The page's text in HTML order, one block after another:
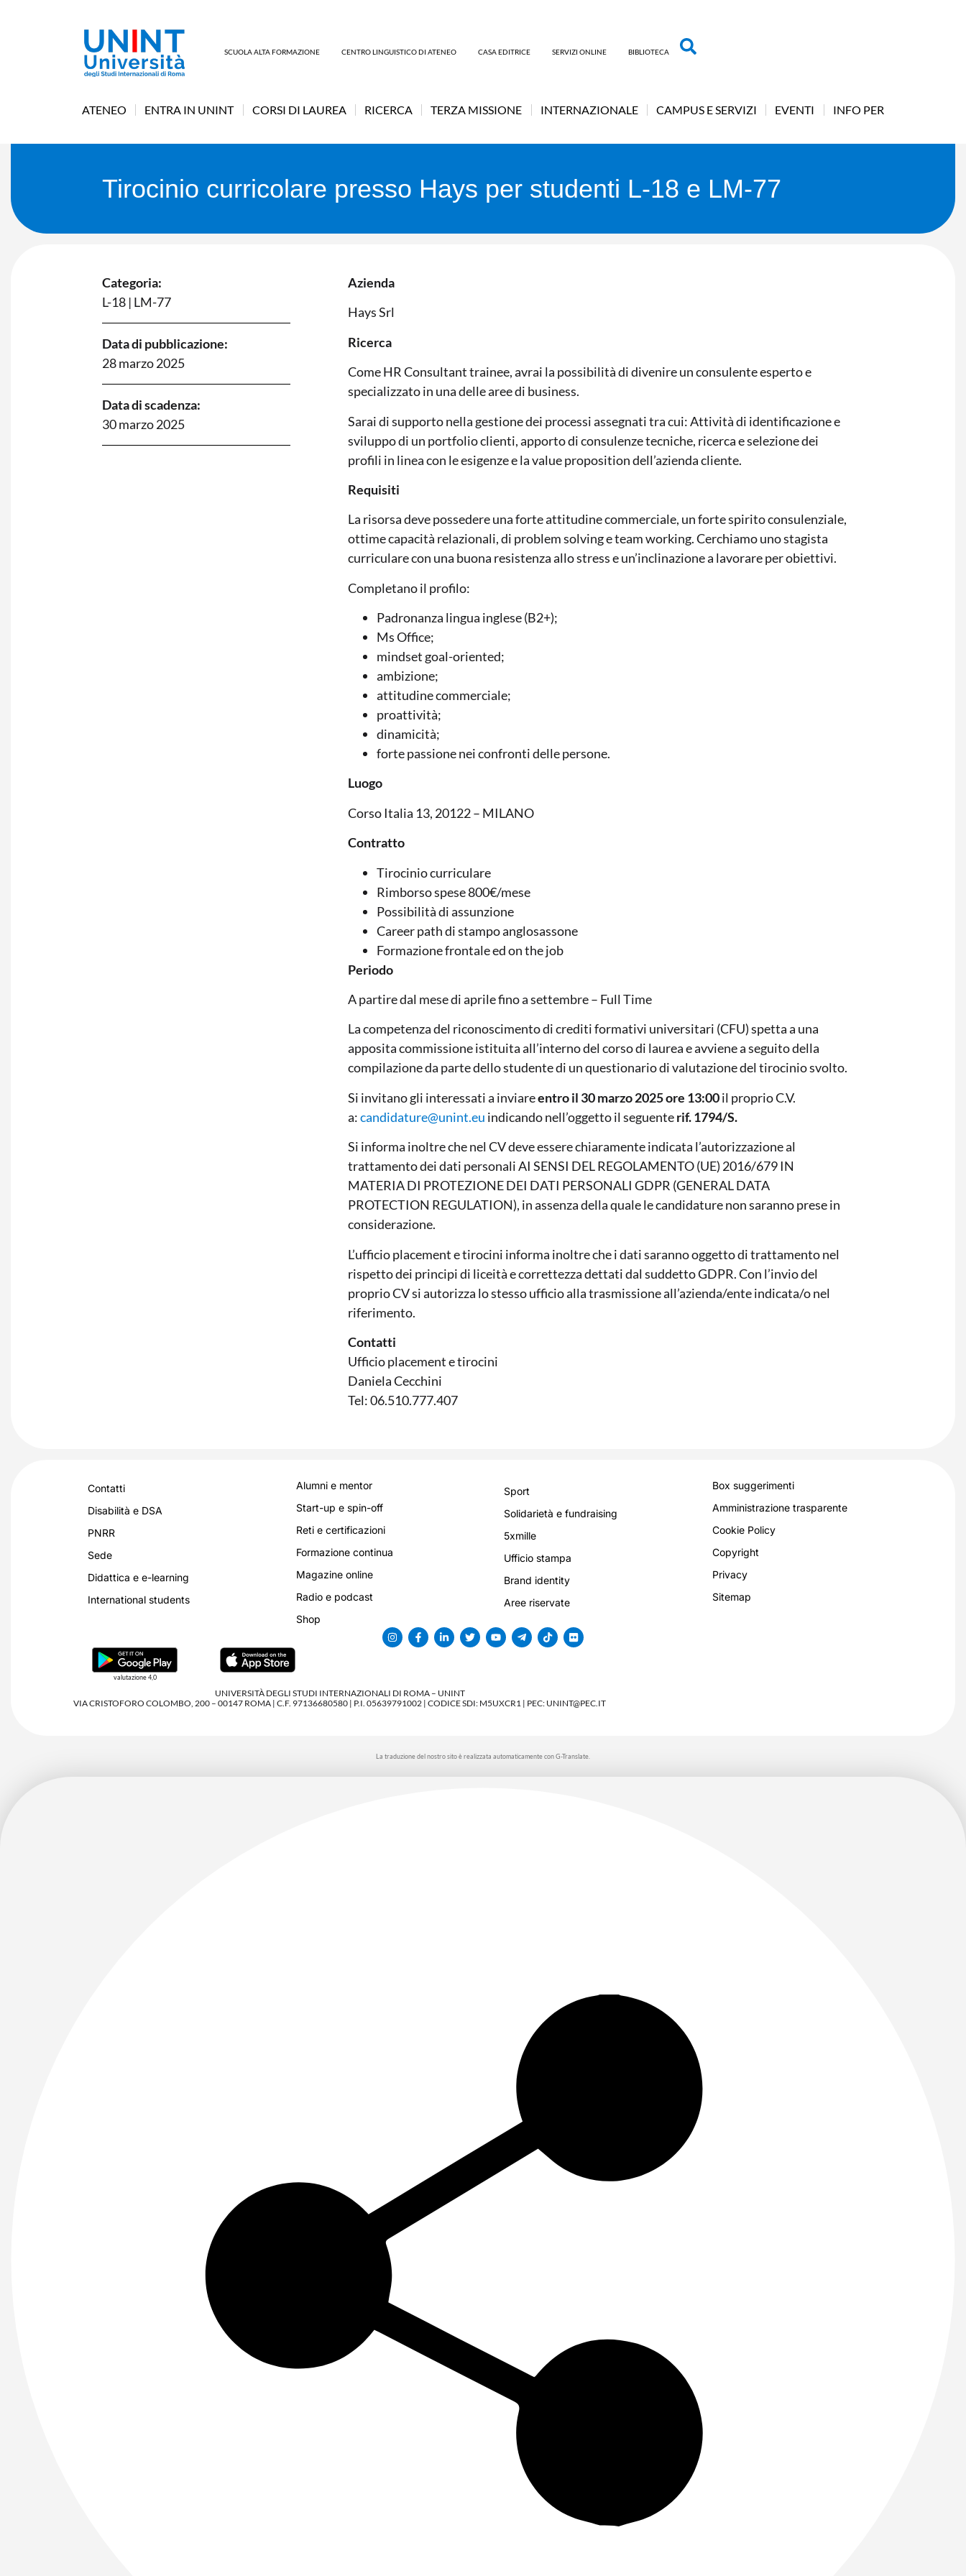
SCUOLA ALTA FORMAZIONE CENTRO LINGUISTICO DI ATENEO CASA EDITRICE SERVIZI ONLINE BIBLIOTECA
ATENEO ENTRA IN UNINT CORSI DI LAUREA RICERCA TERZA MISSIONE INTERNAZIONALE CAMPUS E SERVIZI EVENTI INFO PER
Tirocinio curricolare presso Hays per studenti L-18 e LM-77
Categoria:
L-18 | LM-77
Data di pubblicazione:
28 marzo 2025
Data di scadenza:
30 marzo 2025
Azienda
Hays Srl
Ricerca
Come HR Consultant trainee, avrai la possibilità di divenire un consulente esperto e
specializzato in una delle aree di business.
Sarai di supporto nella gestione dei processi assegnati tra cui: Attività di identificazione e
sviluppo di un portfolio clienti, apporto di consulenze tecniche, ricerca e selezione dei
profili in linea con le esigenze e la value proposition dell’azienda cliente.
Requisiti
La risorsa deve possedere una forte attitudine commerciale, un forte spirito consulenziale,
ottime capacità relazionali, di problem solving e team working. Cerchiamo uno stagista
curriculare con una buona resistenza allo stress e un’inclinazione a lavorare per obiettivi.
Completano il profilo:
Padronanza lingua inglese (B2+);
Ms Office;
mindset goal-oriented;
ambizione;
attitudine commerciale;
proattività;
dinamicità;
forte passione nei confronti delle persone.
Luogo
Corso Italia 13, 20122 – MILANO
Contratto
Tirocinio curriculare
Rimborso spese 800€/mese
Possibilità di assunzione
Career path di stampo anglosassone
Formazione frontale ed on the job
Periodo
A partire dal mese di aprile fino a settembre – Full Time
La competenza del riconoscimento di crediti formativi universitari (CFU) spetta a una
apposita commissione istituita all’interno del corso di laurea e avviene a seguito della
compilazione da parte dello studente di un questionario di valutazione del tirocinio svolto.
Si invitano gli interessati a inviareentro il 30 marzo 2025 ore 13:00il proprio C.V.
a:candidature@unint.eu indicando nell’oggetto il seguenterif. 1794/S.
Si informa inoltre che nel CV deve essere chiaramente indicata l’autorizzazione al
trattamento dei dati personali AI SENSI DEL REGOLAMENTO (UE) 2016/679 IN
MATERIA DI PROTEZIONE DEI DATI PERSONALI GDPR (GENERAL DATA
PROTECTION REGULATION), in assenza della quale le candidature non saranno prese in
considerazione.
L’ufficio placement e tirocini informa inoltre che i dati saranno oggetto di trattamento nel
rispetto dei principi di liceità e correttezza dettati dal suddetto GDPR. Con l’invio del
proprio CV si autorizza lo stesso ufficio alla trasmissione all’azienda/ente indicata/o nel
riferimento.
Contatti
Ufficio placement e tirocini
Daniela Cecchini
Tel: 06.510.777.407
Contatti
Disabilità e DSA
PNRR
Sede
Didattica e e-learning
International students
Alumni e mentor
Start-up e spin-off
Reti e certificazioni
Formazione continua
Magazine online
Radio e podcast
Shop
Sport
Solidarietà e fundraising
5xmille
Ufficio stampa
Brand identity
Aree riservate
Box suggerimenti
Amministrazione trasparente
Cookie Policy
Copyright
Privacy
Sitemap
valutazione 4,0
UNIVERSITÀ DEGLI STUDI INTERNAZIONALI DI ROMA – UNINT
VIA CRISTOFORO COLOMBO, 200 – 00147 ROMA | C.F. 97136680580 | P.I. 05639791002 | CODICE SDI: M5UXCR1 | PEC: UNINT@PEC.IT
La traduzione del nostro sito è realizzata automaticamente con G-Translate.